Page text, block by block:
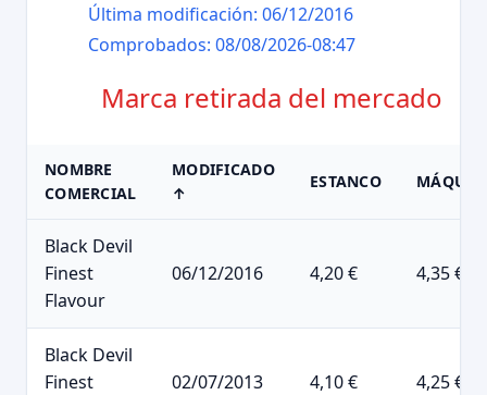
Última modificación: 06/12/2016
Comprobados: 08/08/2026-08:47
Marca retirada del mercado
NOMBRE
COMERCIAL
MODIFICADO
↑
ESTANCO
Black Devil
Finest
Flavour
06/12/2016 4,20 € 4,35 €
Black Devil
Finest
02/07/2013 4,10 € 4,25 €